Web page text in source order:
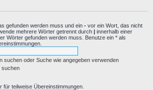
gefunden werden muss und ein - vor ein Wort, das nicht
mehrere Wörter getrennt durch | innerhalb einer
Wörter gefunden werden muss. Benutze ein * als
suchen oder Suche wie angegeben verwenden
suchen
für teilweise Übereinstimmungen.